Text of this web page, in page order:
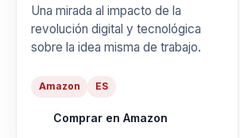
Una mirada al impacto de la
revolución digital y tecnológica
sobre la idea misma de trabajo.
Amazon ES
Comprar en Amazon